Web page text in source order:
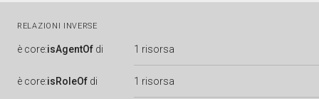
RELAZIONI INVERSE
è core:isAgentOf di 1 risorsa
è core:isRoleOf di 1 risorsa